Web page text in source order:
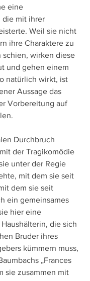
eine
die mit ihrer
Weil sie nicht
ihre Charaktere zu
schien, wirken diese
und gehen einem
natürlich wirkt, ist
Aussage das
Vorbereitung auf
Durchbruch
der Tragikomödie
unter der Regie
mit dem sie seit
dem sie seit
ein gemeinsames
hier eine
die sich
Bruder ihres
kümmern muss,
„Frances
sie zusammen mit